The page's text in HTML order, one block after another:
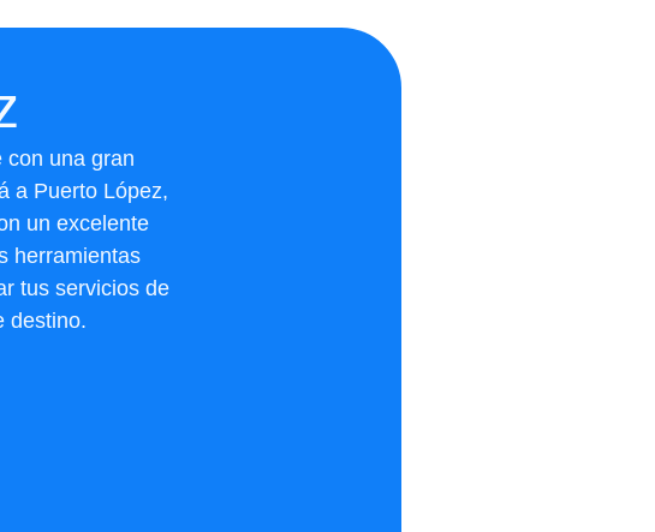
con una gran
a Puerto López,
un excelente
herramientas
tus servicios de
destino.